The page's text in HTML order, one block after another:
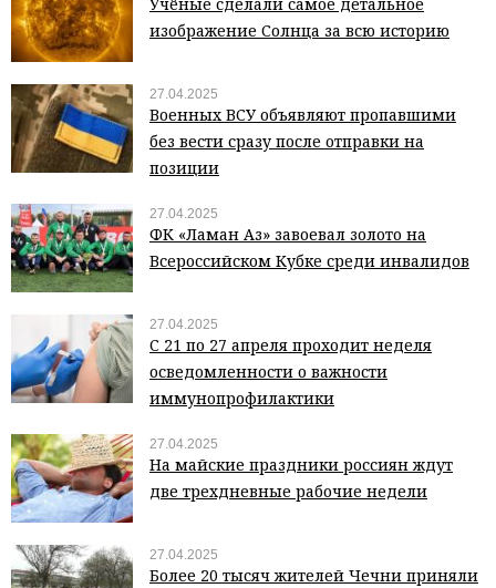
Учёные сделали самое детальное
изображение Солнца за всю историю
27.04.2025
Военных ВСУ объявляют пропавшими
без вести сразу после отправки на
позиции
27.04.2025
ФК «Ламан Аз» завоевал золото на
Всероссийском Кубке среди инвалидов
27.04.2025
С 21 по 27 апреля проходит неделя
осведомленности о важности
иммунопрофилактики
27.04.2025
На майские праздники россиян ждут
две трехдневные рабочие недели
27.04.2025
Более 20 тысяч жителей Чечни приняли